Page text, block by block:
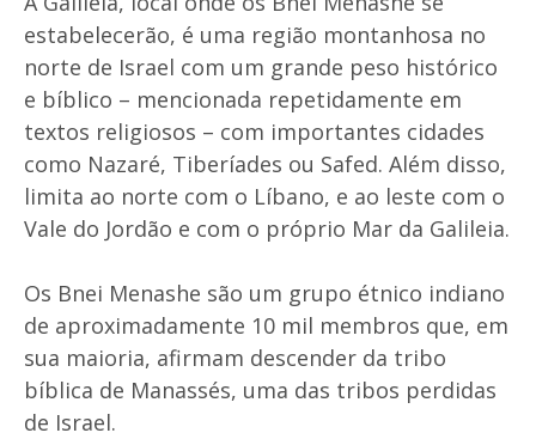
estabelecerão, é uma região montanhosa no
norte de Israel com um grande peso histórico
e bíblico – mencionada repetidamente em
textos religiosos – com importantes cidades
como Nazaré, Tiberíades ou Safed. Além disso,
limita ao norte com o Líbano, e ao leste com o
Vale do Jordão e com o próprio Mar da Galileia.
Os Bnei Menashe são um grupo étnico indiano
de aproximadamente 10 mil membros que, em
sua maioria, afirmam descender da tribo
bíblica de Manassés, uma das tribos perdidas
de Israel.